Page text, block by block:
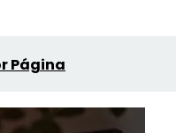
Página